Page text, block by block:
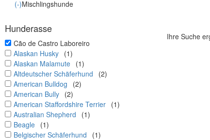
(-)Mischlingshunde
Hunderasse
undefined
Cão de Castro Laboreiro
undefined
Alaskan Husky (1)
undefined
Alaskan Malamute (1)
undefined
Altdeutscher Schäferhund
(2)
undefined
American Bulldog
(2)
undefined
American Bully (2)
undefined
American Staffordshire Terrier (1)
undefined
Australian Shepherd
(1)
undefined
Beagle (1)
undefined
Belgischer Schäferhund
(1)
Ihre Suche